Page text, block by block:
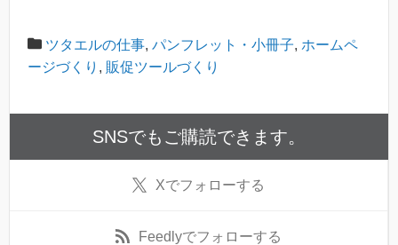
ツタエルの仕事, パンフレット・小冊子, ホームペ
ージづくり , 販促ツールづくり
SNSでもご購読できます。
Xでフォローする
Feedlyでフォローする